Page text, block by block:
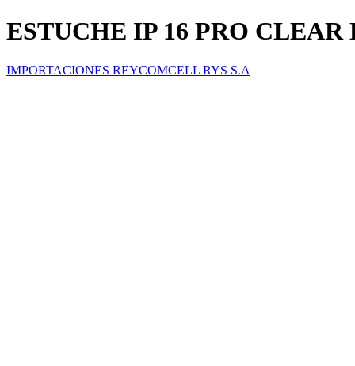
ESTUCHE IP 16 PRO CLEAR
IMPORTACIONES REYCOMCELL RYS S.A